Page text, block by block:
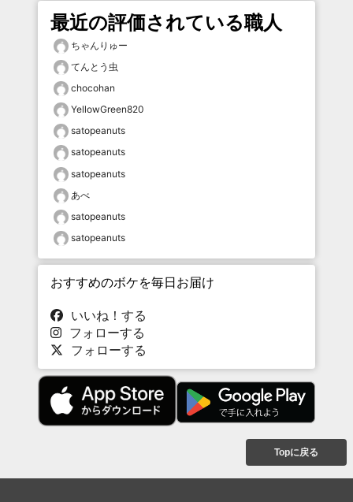
最近の評価されている職人
ちゃんりゅー
てんとう虫
chocohan
YellowGreen820
satopeanuts
satopeanuts
satopeanuts
あべ
satopeanuts
satopeanuts
おすすめのボケを毎日お届け
いいね！する
フォローする
フォローする
Topに戻る